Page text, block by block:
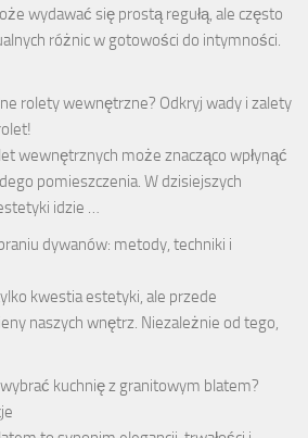
wydawać się prostą regułą, ale często
różnic w gotowości do intymności.
rolety wewnętrzne? Odkryj wady i zalety
wewnętrznych może znacząco wpłynąć
pomieszczenia. W dzisiejszych
idzie …
dywanów: metody, techniki i
kwestia estetyki, ale przede
naszych wnętrz. Niezależnie od tego,
kuchnię z granitowym blatem?